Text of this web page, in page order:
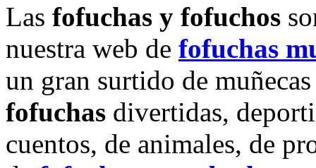
Las fofuchas y fofuchos
nuestra web de fofuchas
un gran surtido de
fofuchas divertidas,
cuentos, de animales, de